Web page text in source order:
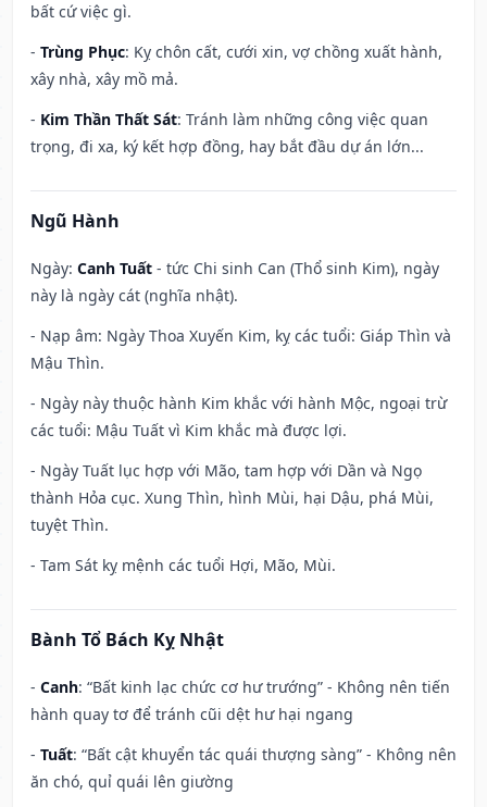
bất cứ việc gì.
- Trùng Phục: Kỵ chôn cất, cưới xin, vợ chồng xuất hành,
xây nhà, xây mồ mả.
- Kim Thần Thất Sát: Tránh làm những công việc quan
trọng, đi xa, ký kết hợp đồng, hay bắt đầu dự án lớn...
Ngũ Hành
Ngày: Canh Tuất - tức Chi sinh Can (Thổ sinh Kim), ngày
này là ngày cát (nghĩa nhật).
- Nạp âm: Ngày Thoa Xuyến Kim, kỵ các tuổi: Giáp Thìn và
Mậu Thìn.
- Ngày này thuộc hành Kim khắc với hành Mộc, ngoại trừ
các tuổi: Mậu Tuất vì Kim khắc mà được lợi.
- Ngày Tuất lục hợp với Mão, tam hợp với Dần và Ngọ
thành Hỏa cục. Xung Thìn, hình Mùi, hại Dậu, phá Mùi,
tuyệt Thìn.
- Tam Sát kỵ mệnh các tuổi Hợi, Mão, Mùi.
Bành Tổ Bách Kỵ Nhật
- Canh: “Bất kinh lạc chức cơ hư trướng” - Không nên tiến
hành quay tơ để tránh cũi dệt hư hại ngang
- Tuất: “Bất cật khuyển tác quái thượng sàng” - Không nên
ăn chó, quỉ quái lên giường